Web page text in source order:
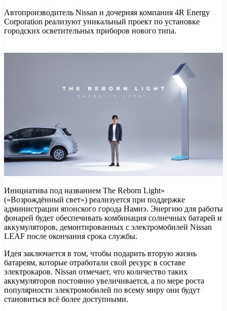
Автопроизводитель Nissan и дочерняя компания 4R Energy
Corporation реализуют уникальный проект по установке
городских осветительных приборов нового типа.
Инициатива под названием The Reborn Light»
(«Возрождённый свет») реализуется при поддержке
администрации японского города Намиэ. Энергию для работы
фонарей будет обеспечивать комбинация солнечных батарей и
аккумуляторов, демонтированных с электромобилей Nissan
LEAF после окончания срока службы.
Идея заключается в том, чтобы подарить вторую жизнь
батареям, которые отработали свой ресурс в составе
электрокаров. Nissan отмечает, что количество таких
аккумуляторов постоянно увеличивается, а по мере роста
популярности электромобилей по всему миру они будут
становиться всё более доступными.